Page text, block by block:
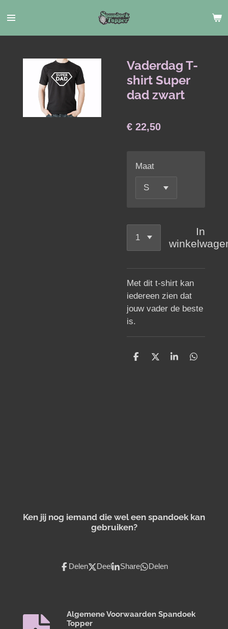
direct
naar
hoofdinhoud
Vaderdag T-
shirt Super
dad zwart
€ 22,50
Maat
In
Met dit t-shirt kan
iedereen zien dat
jouw vader de beste
is.
D
D
S
D
Ken jij nog iemand die wel een spandoek kan
gebruiken?
Delen Deel Share Delen
Algemene Voorwaarden Spandoek
Topper